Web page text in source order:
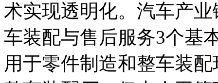
术实现透明化。汽车产
车装配与售后服务3个基
用于零件制造和整车装